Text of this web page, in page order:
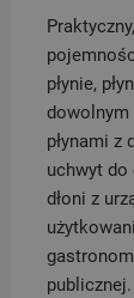
płynie,
dowolnym
płynami z
uchwyt do
dłoni z